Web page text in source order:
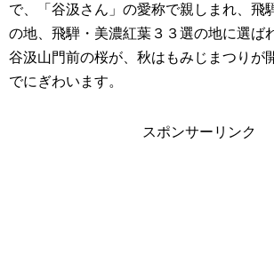
で、「谷汲さん」の愛称で親しまれ、飛
の地、飛騨・美濃紅葉３３選の地に選ば
谷汲山門前の桜が、秋はもみじまつりが
でにぎわいます。
スポンサーリンク